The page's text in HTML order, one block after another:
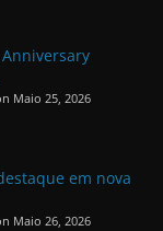
Maio 25, 2026
em nova
Maio 26, 2026